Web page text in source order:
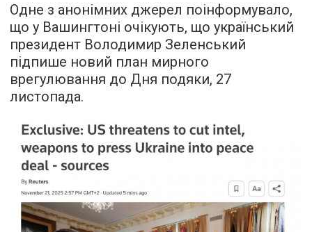
Одне з анонімних джерел поінформувало,
що у Вашингтоні очікують, що український
президент Володимир Зеленський
підпише новий план мирного
врегулювання до Дня подяки, 27
листопада.